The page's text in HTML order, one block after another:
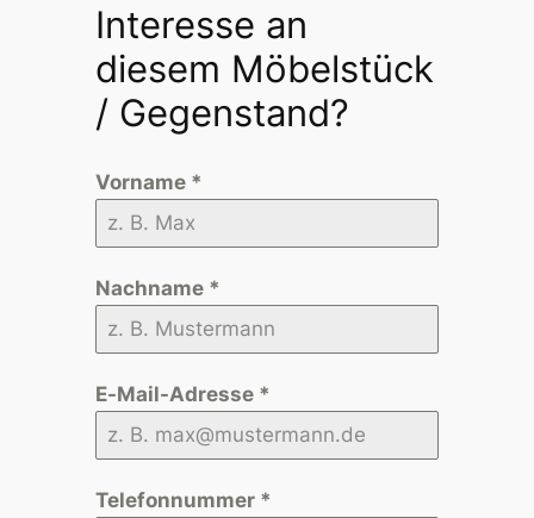
Interesse an
diesem Möbelstück
/ Gegenstand?
Vorname *
Nachname *
E-Mail-Adresse *
Telefonnummer *